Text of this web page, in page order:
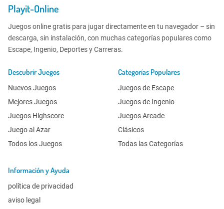
Playit-Online
Juegos online gratis para jugar directamente en tu navegador – sin
descarga, sin instalación, con muchas categorías populares como
Escape, Ingenio, Deportes y Carreras.
Descubrir Juegos
Nuevos Juegos
Mejores Juegos
Juegos Highscore
Juego al Azar
Todos los Juegos
Categorías Populares
Juegos de Escape
Juegos de Ingenio
Juegos Arcade
Clásicos
Todas las Categorías
Información y Ayuda
política de privacidad
aviso legal